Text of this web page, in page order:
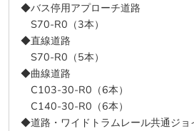
◆バス停用アプローチ道路
S70-R0（3本）
◆直線道路
S70-R0（5本）
◆曲線道路
C103-30-R0（6本）
C140-30-R0（6本）
◆道路・ワイドトラムレール共通ジ